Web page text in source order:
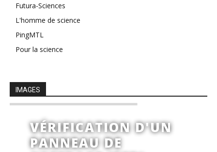
Futura-Sciences
L'homme de science
PingMTL
Pour la science
IMAGES
VÉRIFICATION D'UN
PANNEAU DE